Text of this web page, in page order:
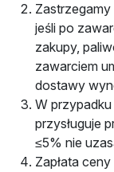
jeśli po
zakupy,
zawarciem
dostawy
W
przysługuje
≤5% nie
Zapłata